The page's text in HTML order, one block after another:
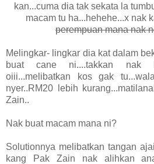
kan...cuma dia tak sekata la
macam tu ha...hehehe...x nak
perempuan mana nak
Melingkar- lingkar dia kat dalam
buat cane ni....takkan nak
oiii...melibatkan kos gak
nyer..RM20 lebih
Zain..
Nak buat macam mana ni?
Solutionnya melibatkan tangan
kang Pak Zain nak alihkan